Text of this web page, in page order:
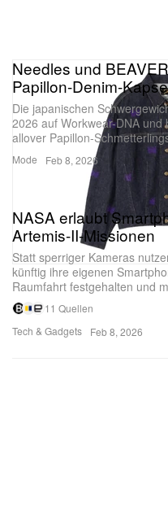
Mode
Needles und
Papillon-Denim-
Die japanischen
2026 auf Workwear-DNA
allover Papillon-
Feb 8, 2026
Tech & Gadgets
NASA erlaubt
Artemis-II-Missionen
Statt sperriger Kameras
künftig ihre eigenen
Raumfahrt festgehalten und
11 Quellen
Feb 8, 2026